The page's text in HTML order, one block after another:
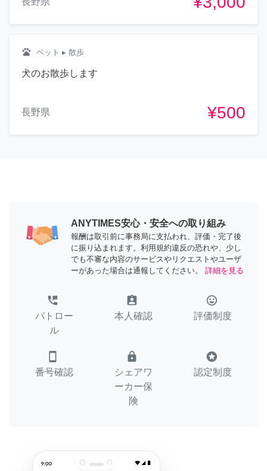
pets ペット ▸ 散歩
犬のお散歩します
長野県 ¥500
ANYTIMES安心・安全への取り組み
報酬は取引前に事務局に支払われ、評価・完了後
に振り込まれます。利用規約違反の恐れや、少し
でも不審な内容のサービスやリクエストやユーザ
ーがあった場合は通報してください。
詳細を見る
perm_phone_msg
パトロー
ル
assignment_ind
本人確認
tag_faces
評価制度
smartphone
番号確認
lock
シェアワ
ーカー保
険
stars
認定制度